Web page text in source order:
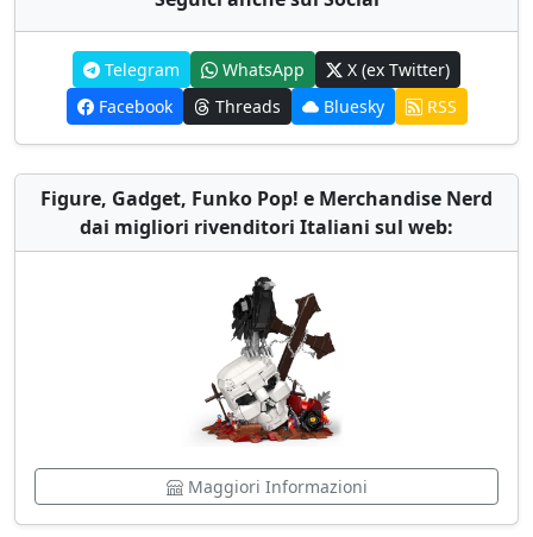
Telegram WhatsApp
X (ex Twitter)
Facebook
Threads Bluesky RSS
Figure, Gadget, Funko Pop! e Merchandise Nerd
dai migliori rivenditori Italiani sul web:
Maggiori Informazioni